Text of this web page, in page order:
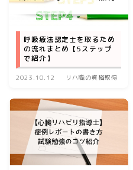
呼吸療法認定士を取るため
の流れまとめ【5ステップ
で紹介】
2023.10.12 リハ職の資格取得